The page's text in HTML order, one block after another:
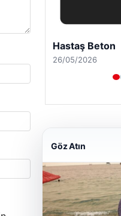
Prenses Night
29/04/2026
Göz Atın